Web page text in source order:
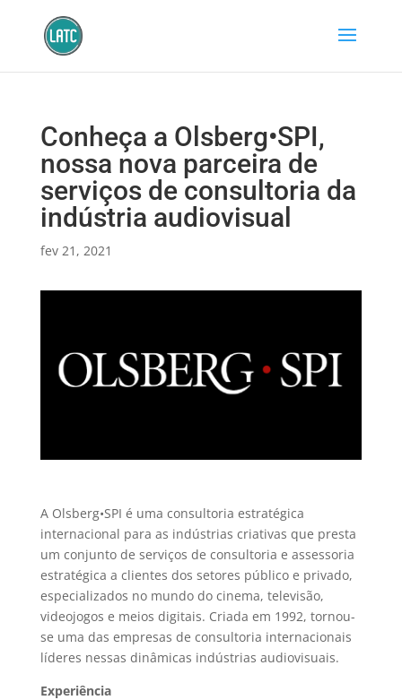
Conheça a Olsberg•SPI,
nossa nova parceira de
serviços de consultoria da
indústria audiovisual
fev 21, 2021
A Olsberg•SPI é uma consultoria estratégica
internacional para as indústrias criativas que presta
um conjunto de serviços de consultoria e assessoria
estratégica a clientes dos setores público e privado,
especializados no mundo do cinema, televisão,
videojogos e meios digitais. Criada em 1992, tornou-
se uma das empresas de consultoria internacionais
líderes nessas dinâmicas indústrias audiovisuais.
Experiência